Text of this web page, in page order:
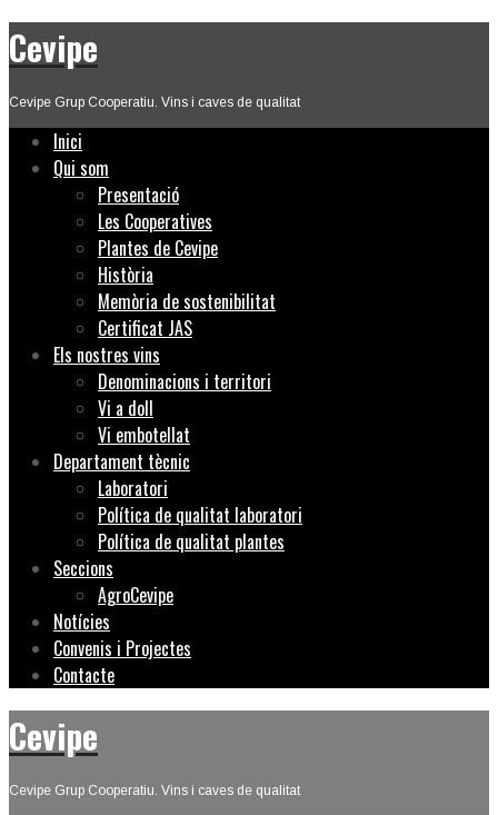
Cevipe
Cevipe Grup Cooperatiu. Vins i caves de qualitat
Inici
Qui som
Presentació
Les Cooperatives
Plantes de Cevipe
Història
Memòria de sostenibilitat
Certificat JAS
Els nostres vins
Denominacions i territori
Vi a doll
Vi embotellat
Departament tècnic
Laboratori
Política de qualitat laboratori
Política de qualitat plantes
Seccions
AgroCevipe
Notícies
Convenis i Projectes
Contacte
Cevipe
Cevipe Grup Cooperatiu. Vins i caves de qualitat